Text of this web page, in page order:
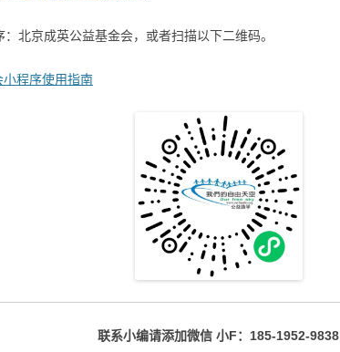
北京成英公益基金会，或者扫描以下二维码。
程序使用指南
联系小编请添加微信 小F：185-1952-9838